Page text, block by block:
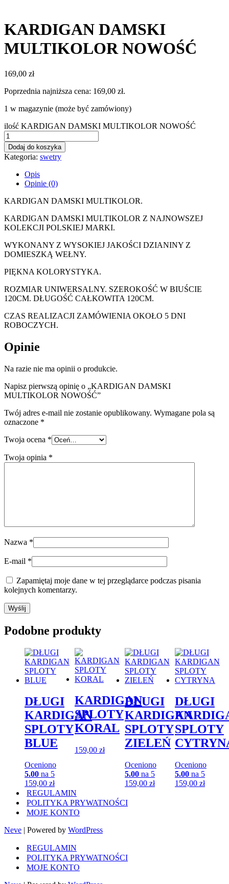
KARDIGAN DAMSKI
MULTIKOLOR NOWOŚĆ
169,00 zł
Poprzednia najniższa cena: 169,00 zł.
1 w magazynie (może być zamówiony)
ilość KARDIGAN DAMSKI MULTIKOLOR NOWOŚĆ
Dodaj do koszyka
Kategoria: swetry
Opis
Opinie (0)
KARDIGAN DAMSKI MULTIKOLOR.
KARDIGAN DAMSKI MULTIKOLOR Z NAJNOWSZEJ
KOLEKCJI POLSKIEJ MARKI.
WYKONANY Z WYSOKIEJ JAKOŚCI DZIANINY Z
DOMIESZKĄ WEŁNY.
PIĘKNA KOLORYSTYKA.
ROZMIAR UNIWERSALNY. SZEROKOŚĆ W BIUŚCIE
120CM. DŁUGOŚĆ CAŁKOWITA 120CM.
CZAS REALIZACJI ZAMÓWIENIA OKOŁO 5 DNI
ROBOCZYCH.
Opinie
Na razie nie ma opinii o produkcie.
Napisz pierwszą opinię o „KARDIGAN DAMSKI
MULTIKOLOR NOWOŚĆ”
Twój adres e-mail nie zostanie opublikowany. Wymagane pola są
oznaczone *
Twoja ocena *
Twoja opinia *
Nazwa *
E-mail *
Zapamiętaj moje dane w tej przeglądarce podczas pisania
kolejnych komentarzy.
Podobne produkty
DŁUGI
KARDIGAN
SPLOTY
BLUE
Oceniono
5.00 na 5
159,00 zł
KARDIGAN
SPLOTY
KORAL
159,00 zł
DŁUGI
KARDIGAN
SPLOTY
ZIELEŃ
Oceniono
5.00na 5
159,00 zł
DŁUGI
SPLOTY
Oceniono
5.00na 5
159,00 zł
REGULAMIN
POLITYKA PRYWATNOŚCI
MOJE KONTO
Neve | Powered by WordPress
REGULAMIN
POLITYKA PRYWATNOŚCI
MOJE KONTO